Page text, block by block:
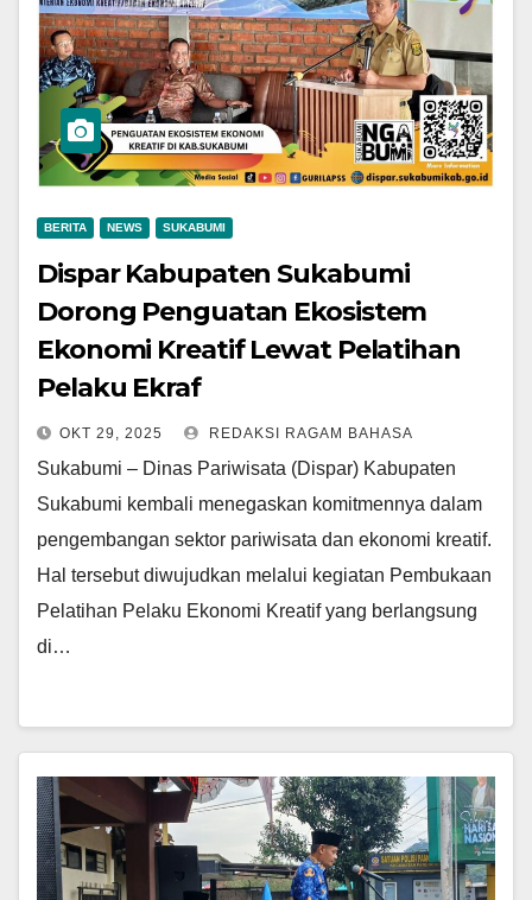
BERITA NEWS SUKABUMI
Dispar Kabupaten Sukabumi
Dorong Penguatan Ekosistem
Ekonomi Kreatif Lewat Pelatihan
Pelaku Ekraf
OKT 29, 2025 REDAKSI RAGAM BAHASA
Sukabumi – Dinas Pariwisata (Dispar) Kabupaten
Sukabumi kembali menegaskan komitmennya dalam
pengembangan sektor pariwisata dan ekonomi kreatif.
Hal tersebut diwujudkan melalui kegiatan Pembukaan
Pelatihan Pelaku Ekonomi Kreatif yang berlangsung
di…